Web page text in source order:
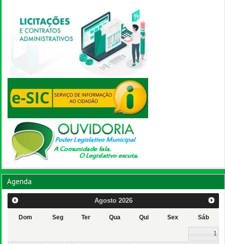
Agenda
Agosto 2026
Dom Seg Ter Qua Qui Sex Sáb
1